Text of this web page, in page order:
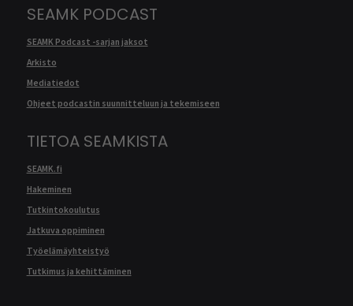
SEAMK PODCAST
SEAMK Podcast -sarjan jaksot
Arkisto
Mediatiedot
Ohjeet podcastin suunnitteluun ja tekemiseen
TIETOA SEAMKISTA
SEAMK.fi
Hakeminen
Tutkintokoulutus
Jatkuva oppiminen
Työelämäyhteistyö
Tutkimus ja kehittäminen